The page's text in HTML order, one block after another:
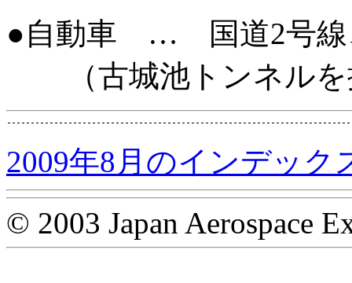
●自動車 … 国道2号線
（古城池トンネルを
2009年8月のインデック
© 2003 Japan Aerospace